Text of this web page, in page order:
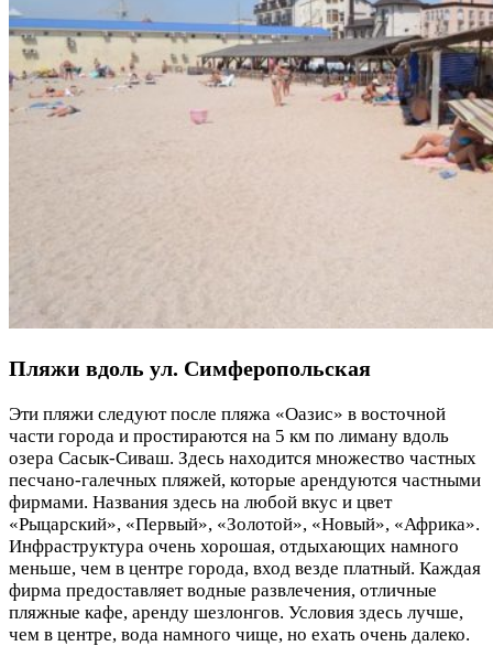
Пляжи вдоль ул. Симферопольская
Эти пляжи следуют после пляжа «Оазис» в восточной
части города и простираются на 5 км по лиману вдоль
озера Сасык-Сиваш. Здесь находится множество частных
песчано-галечных пляжей, которые арендуются частными
фирмами. Названия здесь на любой вкус и цвет
«Рыцарский», «Первый», «Золотой», «Новый», «Африка».
Инфраструктура очень хорошая, отдыхающих намного
меньше, чем в центре города, вход везде платный. Каждая
фирма предоставляет водные развлечения, отличные
пляжные кафе, аренду шезлонгов. Условия здесь лучше,
чем в центре, вода намного чище, но ехать очень далеко.